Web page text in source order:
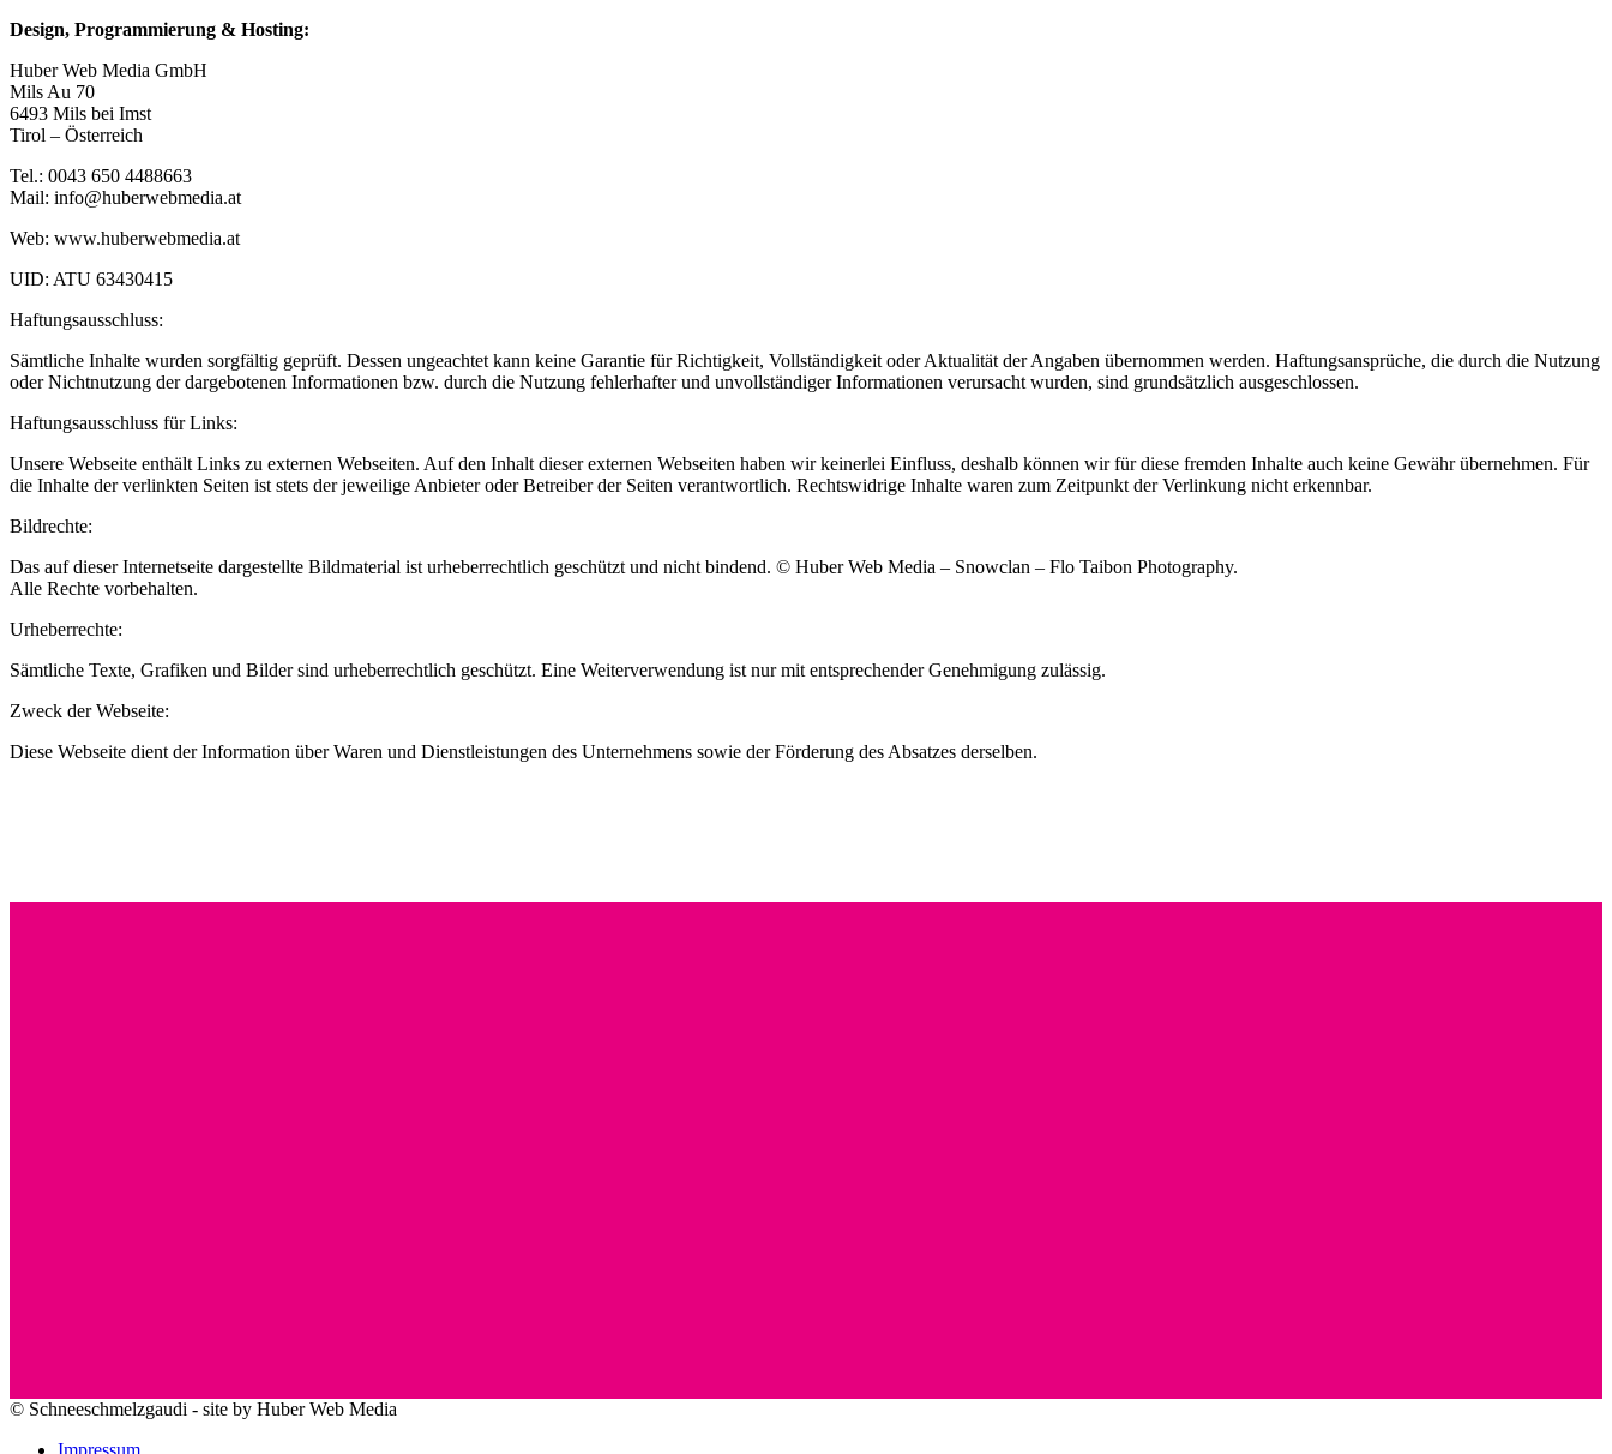
Design, Programmierung & Hosting:
Huber Web Media GmbH
Mils Au 70
6493 Mils bei Imst
Tirol – Österreich
Tel.: 0043 650 4488663
Mail: info@huberwebmedia.at
Web: www.huberwebmedia.at
UID: ATU 63430415
Haftungsausschluss:
Sämtliche Inhalte wurden sorgfältig geprüft. Dessen ungeachtet kann keine Garantie für Richtigkeit, Vollständigkeit oder Aktualität der Angaben übernommen werden. Haftungsansprüche, die durch die Nutzung
oder Nichtnutzung der dargebotenen Informationen bzw. durch die Nutzung fehlerhafter und unvollständiger Informationen verursacht wurden, sind grundsätzlich ausgeschlossen.
Haftungsausschluss für Links:
Unsere Webseite enthält Links zu externen Webseiten. Auf den Inhalt dieser externen Webseiten haben wir keinerlei Einfluss, deshalb können wir für diese fremden Inhalte auch keine Gewähr übernehmen. Für
die Inhalte der verlinkten Seiten ist stets der jeweilige Anbieter oder Betreiber der Seiten verantwortlich. Rechtswidrige Inhalte waren zum Zeitpunkt der Verlinkung nicht erkennbar.
Bildrechte:
Das auf dieser Internetseite dargestellte Bildmaterial ist urheberrechtlich geschützt und nicht bindend. © Huber Web Media – Snowclan – Flo Taibon Photography.
Alle Rechte vorbehalten.
Urheberrechte:
Sämtliche Texte, Grafiken und Bilder sind urheberrechtlich geschützt. Eine Weiterverwendung ist nur mit entsprechender Genehmigung zulässig.
Zweck der Webseite:
Diese Webseite dient der Information über Waren und Dienstleistungen des Unternehmens sowie der Förderung des Absatzes derselben.
© Schneeschmelzgaudi - site by Huber Web Media
Impressum